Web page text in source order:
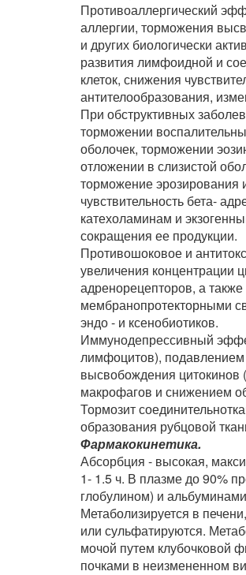
Противоаллергический
аллергии, торможения
и других биологически
развития лимфоидной и
клеток, снижения
антителообразования,
При обструктивных
торможении
оболочек, торможении
отложении в слизистой
торможение эрозирования
чувствительность бета-
катехоламинам и
сокращения ее продукции.
Противошоковое и
увеличения концентрации
адренорецепторов, а
мембранопротекторными
эндо - и ксенобиотиков.
Иммунодепрессивный
лимфоцитов),
высвобождения цитокинов
макрофагов и снижением
Тормозит
образования рубцовой
Фармакокинетика.
Абсорбция - высокая,
1- 1.5 ч. В плазме до 90%
глобулином) и
Метаболизируется в
или сульфатируются.
мочой путем клубочковой
почками в неизмененном